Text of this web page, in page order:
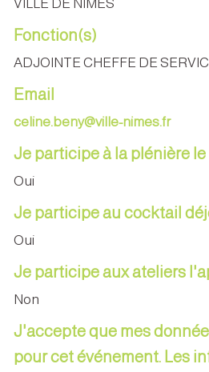
VILLE DE NIMES
Fonction(s)
ADJOINTE CHEFFE DE
Email
celine.beny@ville-nimes.fr
Je participe à la plénière le
Oui
Je participe au cocktail
Oui
Je participe aux ateliers
Non
J'accepte que mes
pour cet événement. Les